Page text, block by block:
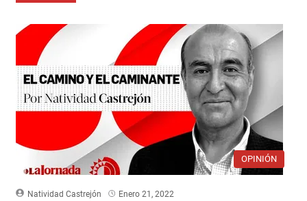
OPINIÓN
Natividad Castrejón Enero 21, 2022